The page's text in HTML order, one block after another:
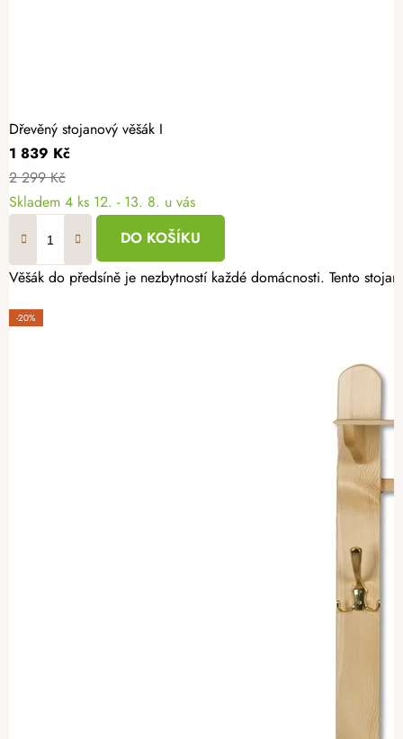
Dřevěný stojanový věšák I
1 839 Kč
2 299 Kč
Skladem 4 ks 12. - 13. 8. u vás
DO KOŠÍKU
-20%